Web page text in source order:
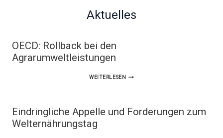
Aktuelles
OECD: Rollback bei den
Agrarumweltleistungen
WEITERLESENOECD:
Eindringliche Appelle und Forderungen zum
Welternährungstag